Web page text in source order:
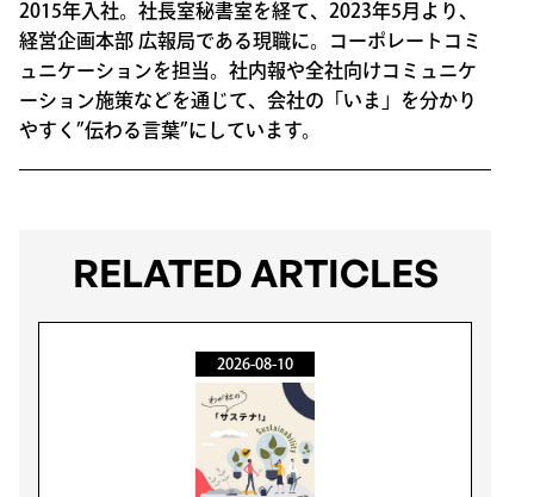
2015年入社。社長室秘書室を経て、2023年5月より、
経営企画本部 広報局である現職に。コーポレートコミ
ュニケーションを担当。社内報や全社向けコミュニケ
ーション施策などを通じて、会社の「いま」を分かり
やすく”伝わる言葉”にしています。
RELATED ARTICLES
2026-08-10